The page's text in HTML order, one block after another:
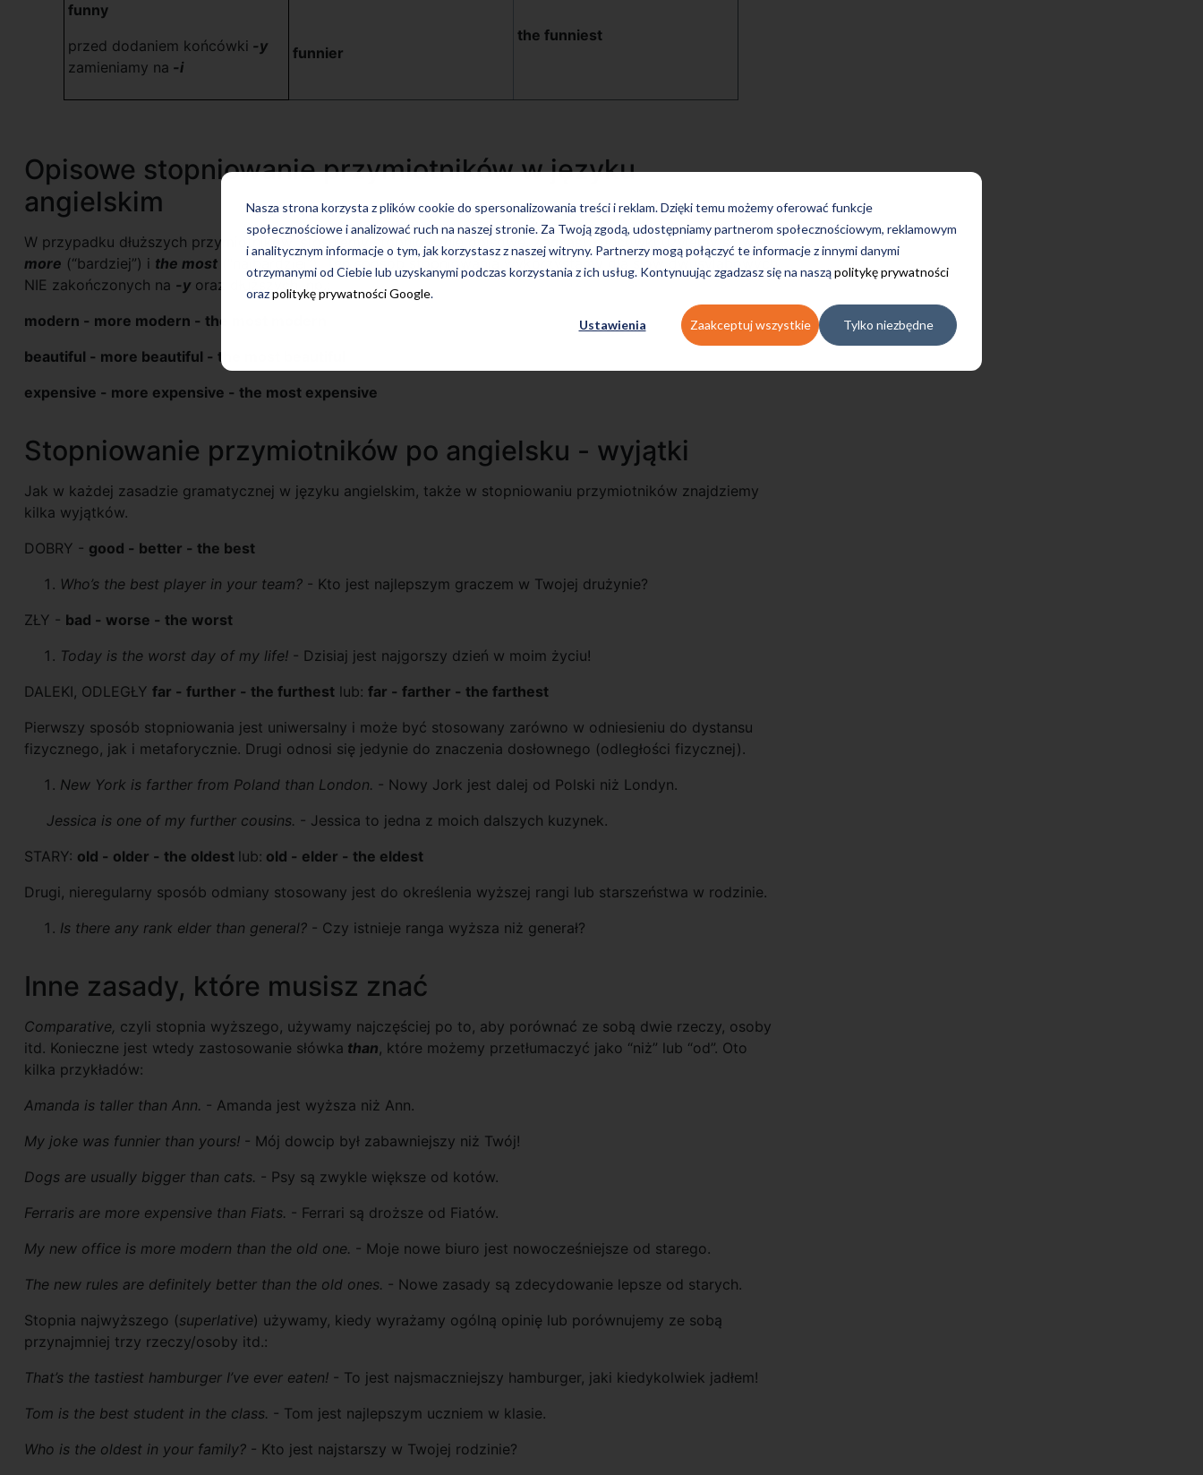
Nasza strona korzysta z plików cookie do spersonalizowania treści i reklam. Dzięki temu możemy oferować funkcje
społecznościowe i analizować ruch na naszej stronie. Za Twoją zgodą, udostępniamy partnerom społecznościowym, reklamowym
i analitycznym informacje o tym, jak korzystasz z naszej witryny. Partnerzy mogą połączyć te informacje z innymi danymi
otrzymanymi od Ciebie lub uzyskanymi podczas korzystania z ich usług. Kontynuując zgadzasz się na nasząpolitykę prywatności
orazpolitykę prywatności Google.
Ustawienia Zaakceptuj wszystkie Tylko niezbędne
funny
przed dodaniem końcówki -y
zamieniamy na -i
funnier
the funniest
Opisowe stopniowanie przymiotników w języku
angielskim
W przypadku dłuższych przymiotników, stosujemy stopniowanie opisowe. Zamiast końcówki użyjemy słówka
more (“bardziej”) i the most (“najbardziej”). Ten sposób stopniowania wykorzystamy dla słów dwusylabowych
NIE zakończonych na -y oraz dłuższych, np.:
modern - more modern - the most modern
beautiful - more beautiful - the most beautiful
expensive - more expensive - the most expensive
Stopniowanie przymiotników po angielsku - wyjątki
Jak w każdej zasadzie gramatycznej w języku angielskim, także w stopniowaniu przymiotników znajdziemy
kilka wyjątków.
DOBRY - good - better - the best
Who’s the best player in your team? - Kto jest najlepszym graczem w Twojej drużynie?
ZŁY - bad - worse - the worst
Today is the worst day of my life! - Dzisiaj jest najgorszy dzień w moim życiu!
DALEKI, ODLEGŁY far - further - the furthest lub: far - farther - the farthest
Pierwszy sposób stopniowania jest uniwersalny i może być stosowany zarówno w odniesieniu do dystansu
fizycznego, jak i metaforycznie. Drugi odnosi się jedynie do znaczenia dosłownego (odległości fizycznej).
New York is farther from Poland than London. - Nowy Jork jest dalej od Polski niż Londyn.
Jessica is one of my further cousins. - Jessica to jedna z moich dalszych kuzynek.
STARY: old - older - the oldest lub: old - elder - the eldest
Drugi, nieregularny sposób odmiany stosowany jest do określenia wyższej rangi lub starszeństwa w rodzinie.
Is there any rank elder than general? - Czy istnieje ranga wyższa niż generał?
Inne zasady, które musisz znać
Comparative, czyli stopnia wyższego, używamy najczęściej po to, aby porównać ze sobą dwie rzeczy, osoby
itd. Konieczne jest wtedy zastosowanie słówka than, które możemy przetłumaczyć jako “niż” lub “od”. Oto
kilka przykładów:
Amanda is taller than Ann. - Amanda jest wyższa niż Ann.
My joke was funnier than yours! - Mój dowcip był zabawniejszy niż Twój!
Dogs are usually bigger than cats. - Psy są zwykle większe od kotów.
Ferraris are more expensive than Fiats. - Ferrari są droższe od Fiatów.
My new office is more modern than the old one. - Moje nowe biuro jest nowocześniejsze od starego.
The new rules are definitely better than the old ones. - Nowe zasady są zdecydowanie lepsze od starych.
Stopnia najwyższego (superlative) używamy, kiedy wyrażamy ogólną opinię lub porównujemy ze sobą
przynajmniej trzy rzeczy/osoby itd.:
That’s the tastiest hamburger I’ve ever eaten! - To jest najsmaczniejszy hamburger, jaki kiedykolwiek jadłem!
Tom is the best student in the class. - Tom jest najlepszym uczniem w klasie.
Who is the oldest in your family? - Kto jest najstarszy w Twojej rodzinie?